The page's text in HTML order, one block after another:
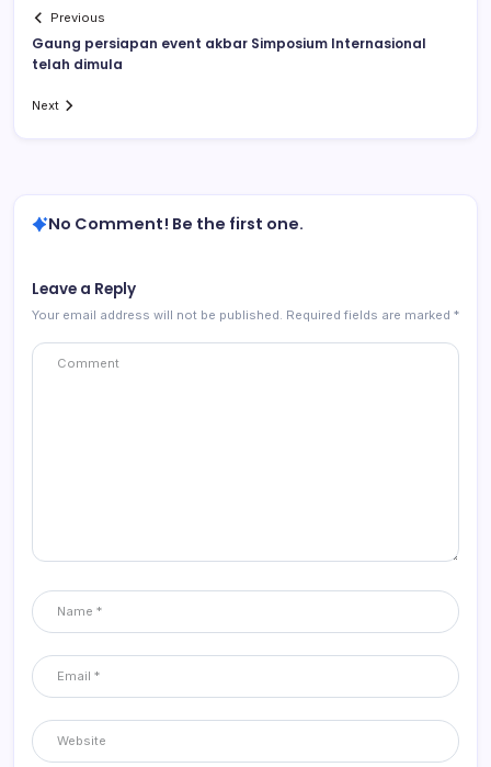
Previous
Gaung persiapan event akbar Simposium Internasional
telah dimula
Next
No Comment! Be the first one.
Leave a Reply
Your email address will not be published. Required fields are marked *